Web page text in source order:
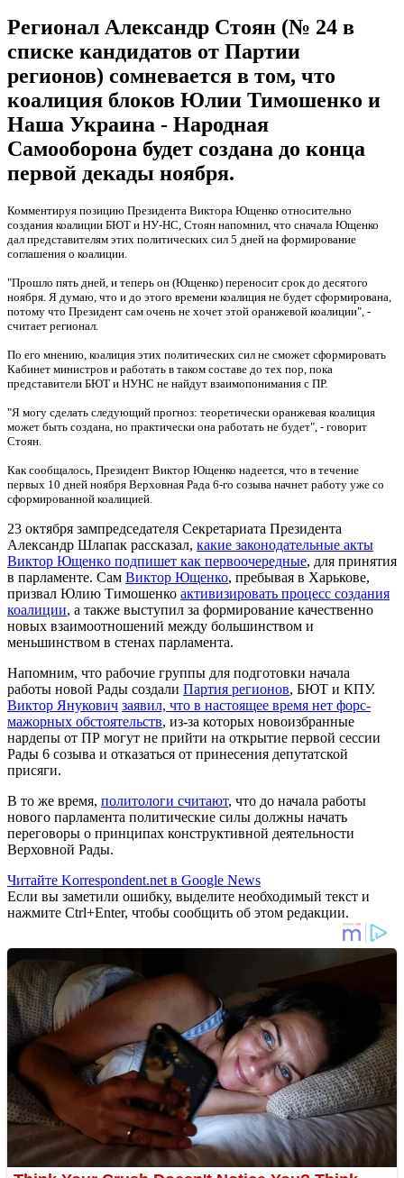
Регионал Александр Стоян (№ 24 в
списке кандидатов от Партии
регионов) сомневается в том, что
коалиция блоков Юлии Тимошенко и
Наша Украина - Народная
Самооборона будет создана до конца
первой декады ноября.
Комментируя позицию Президента Виктора Ющенко относительно
создания коалиции БЮТ и НУ-НС, Стоян напомнил, что сначала Ющенко
дал представителям этих политических сил 5 дней на формирование
соглашения о коалиции.
"Прошло пять дней, и теперь он (Ющенко) переносит срок до десятого
ноября. Я думаю, что и до этого времени коалиция не будет сформирована,
потому что Президент сам очень не хочет этой оранжевой коалиции", -
считает регионал.
По его мнению, коалиция этих политических сил не сможет сформировать
Кабинет министров и работать в таком составе до тех пор, пока
представители БЮТ и НУНС не найдут взаимопонимания с ПР.
"Я могу сделать следующий прогноз: теоретически оранжевая коалиция
может быть создана, но практически она работать не будет", - говорит
Стоян.
Как сообщалось, Президент Виктор Ющенко надеется, что в течение
первых 10 дней ноября Верховная Рада 6-го созыва начнет работу уже со
сформированной коалицией.
23 октября зампредседателя Секретариата Президента
Александр Шлапак рассказал, какие законодательные акты
Виктор Ющенкo подпишет как первоочередные, для принятия
в парламенте. Сам Виктор Ющенко, пребывая в Харькове,
призвал Юлию Тимошенко активизировать процесс создания
коалиции, а также выступил за формирование качественно
новых взаимоотношений между большинством и
меньшинством в стенах парламента.
Напомним, что рабочие группы для подготовки начала
работы новой Рады создали Партия регионов, БЮТ и КПУ.
Виктор Янукович заявил, что в настоящее время нет форс-
мажорных обстоятельств, из-за которых новоизбранные
нардепы от ПР могут не прийти на открытие первой сессии
Рады 6 созыва и отказаться от принесения депутатской
присяги.
В то же время, политологи считают, что до начала работы
нового парламента политические силы должны начать
переговоры о принципах конструктивной деятельности
Верховной Рады.
Читайте Korrespondent.net в Google News
Если вы заметили ошибку, выделите необходимый текст и
нажмите Ctrl+Enter, чтобы сообщить об этом редакции.